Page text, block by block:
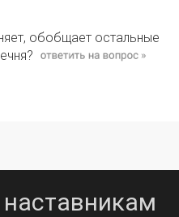
обобщает остальные